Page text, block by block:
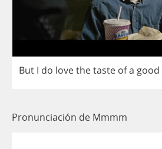
But I do lovethetaste ofa good
Pronunciación de Mmmm